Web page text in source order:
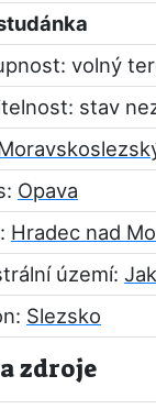
volný
stav
Opava
Hradec nad
území:
Slezsko
zdroje